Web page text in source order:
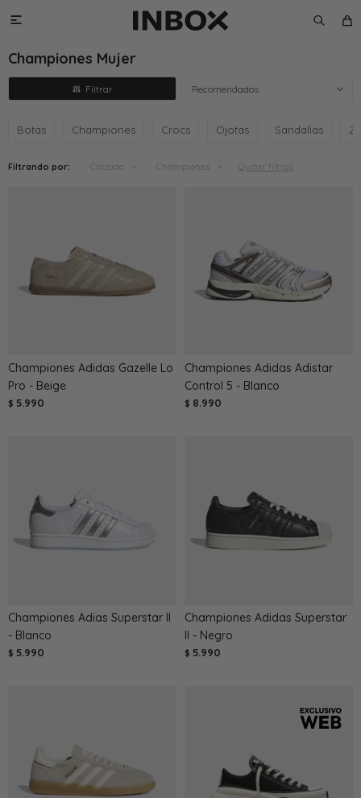

Championes Mujer
Recomendados
Botas Championes Crocs Ojotas Sandalias
Filtrando por: Calzado Championes Quitar filtros
Championes Adidas Gazelle Lo
Pro - Beige
$ 5.990
Championes Adidas Adistar
Control 5 - Blanco
$ 8.990
Championes Adias Superstar II
- Blanco
$ 5.990
Championes Adidas Superstar
II - Negro
$ 5.990